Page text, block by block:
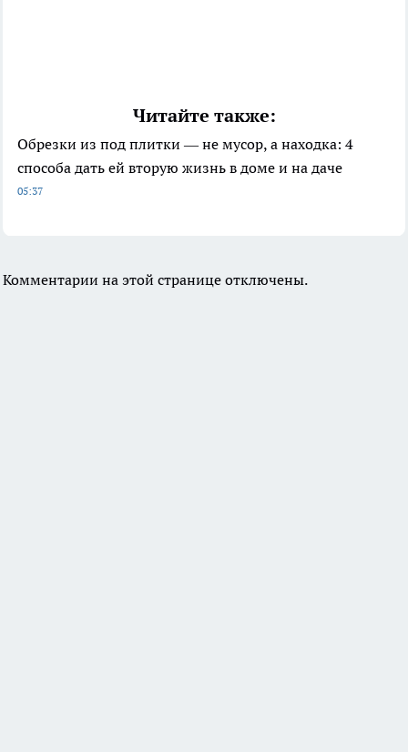
Читайте также:
Обрезки из под плитки — не мусор, а находка: 4
способа дать ей вторую жизнь в доме и на даче
05:37
Комментарии на этой странице отключены.